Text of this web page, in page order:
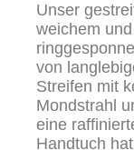
Unser
weichem
von
Streifen mit
Mondstrahl
eine
Handtuch